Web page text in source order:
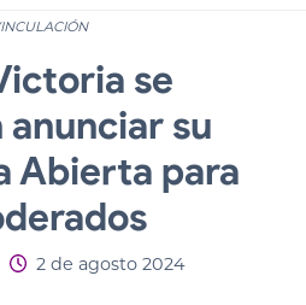
se
su
Abierta para
2 de agosto 2024